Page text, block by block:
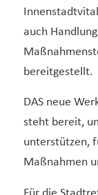
auch
bereitgestellt.
DAS neue
steht bereit,
unterstützen,
Maßnahmen